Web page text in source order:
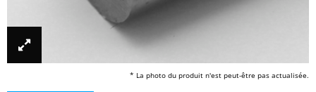
* La photo du produit n'est peut-être pas actualisée.